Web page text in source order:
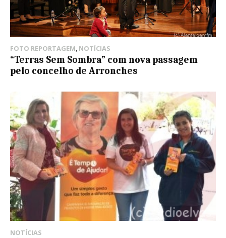
FOTO REPORTAGEM, NOTÍCIAS
“Terras Sem Sombra” com nova passagem
pelo concelho de Arronches
NOTÍCIAS